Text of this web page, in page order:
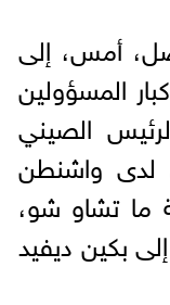
أمس، إلى
المسؤولين
الصيني
لدى واشنطن
ما تشاو شو،
بكين ديفيد